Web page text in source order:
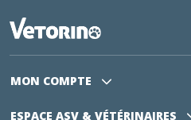
MON COMPTE
ESPACE ASV & VÉTÉRINAIRES